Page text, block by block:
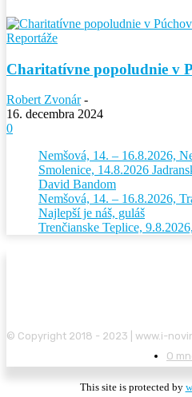
Reportáže
Charitatívne popoludnie v
Robert Zvonár -
16. decembra 2024
0
Nemšová, 14. – 16.8.2026,
Smolenice, 14.8.2026
David Bandom
Nemšová, 14. – 16.8.2026,
Najlepší je náš, guláš
Trenčianske Teplice,
© Copyright 2018 - 2023 | www.i-
O
This site is protected by